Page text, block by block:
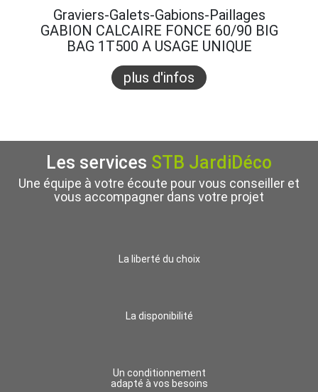
Graviers-Galets-Gabions-Paillages
GABION CALCAIRE FONCE 60/90 BIG
BAG 1T500 A USAGE UNIQUE
plus d'infos
Les services STB JardiDéco
Une équipe à votre écoute pour vous conseiller et
vous accompagner dans votre projet
La liberté du choix
La disponibilité
Un conditionnement
adapté à vos besoins